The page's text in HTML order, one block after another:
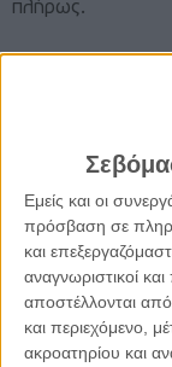
Εμείς και οι
πρόσβαση σε
και
αναγνωριστικοί
αποστέλλονται από
και περιεχόμενο,
ακροατηρίου και
πλήρως.
ασήμαντο ίσως
μας κάνει να
αυτό αξίζει χώρο.
Και καμιά φορά,
συμμετάσχεις.
Ούτε να